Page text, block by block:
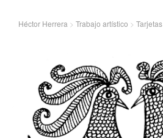
Héctor Herrera > Trabajo artístico > Tarjetas